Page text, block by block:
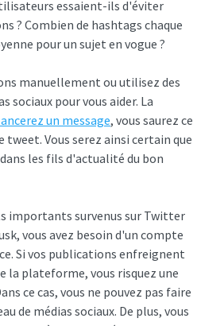
essaient-ils d'éviter
? Combien de hashtags chaque
pour un sujet en vogue ?
manuellement ou utilisez des
sociaux pour vous aider. La
un message, vous saurez ce
Vous serez ainsi certain que
les fils d'actualité du bon
importants survenus sur Twitter
vous avez besoin d'un compte
Si vos publications enfreignent
la plateforme, vous risquez une
ce cas, vous ne pouvez pas faire
de médias sociaux. De plus, vous